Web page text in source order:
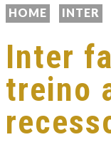
HOME INTER
Inter
treino